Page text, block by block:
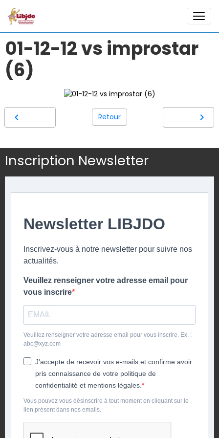
01-12-12 vs improstar
(6)
Retour
Inscription Newsletter
Newsletter LIBJDO
Inscrivez-vous à notre newsletter pour suivre nos
actualités.
Veuillez renseigner votre adresse email pour
vous inscrire
Veuillez renseigner votre adresse email pour vous inscrire. Ex. :
abc@xyz.com
J'accepte de recevoir vos e-mails et confirme avoir
pris connaissance de votre politique de
confidentialité et mentions légales.
Vous pouvez vous désinscrire à tout moment en cliquant sur le
lien présent dans nos emails.